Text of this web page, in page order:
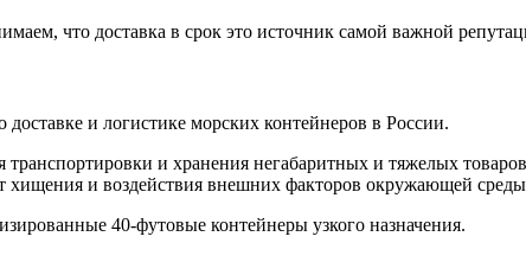
что доставка в срок это источник самой важной
и логистике морских контейнеров в России.
и хранения негабаритных и тяжелых
и воздействия внешних факторов окружающей
40-футовые контейнеры узкого назначения.